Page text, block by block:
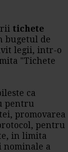
tichete
bugetul de
legii, intr-o
"Tichete
ca
pentru
promovarea
pentru
in limita
a